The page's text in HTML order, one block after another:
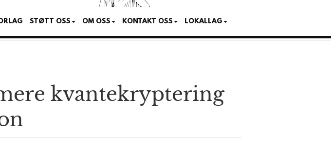
STØTT OSS OM OSS KONTAKT OSS LOKALLAG
kvante­kryptering